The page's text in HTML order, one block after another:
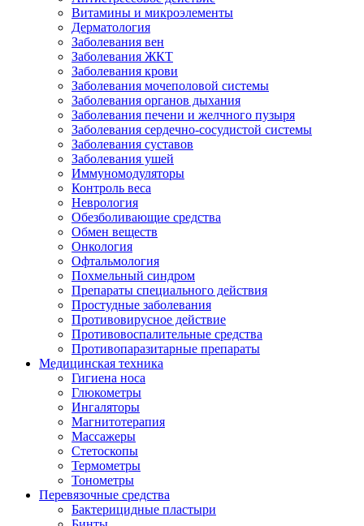
Витамины и микроэлементы
Дерматология
Заболевания вен
Заболевания ЖКТ
Заболевания крови
Заболевания мочеполовой системы
Заболевания органов дыхания
Заболевания печени и желчного пузыря
Заболевания сердечно-сосудистой системы
Заболевания суставов
Заболевания ушей
Иммуномодуляторы
Контроль веса
Неврология
Обезболивающие средства
Обмен веществ
Онкология
Офтальмология
Похмельный синдром
Препараты специального действия
Простудные заболевания
Противовирусное действие
Противовоспалительные средства
Противопаразитарные препараты
Медицинская техника
Гигиена носа
Глюкометры
Ингаляторы
Магнитотерапия
Массажеры
Стетоскопы
Термометры
Тонометры
Перевязочные средства
Бактерицидные пластыри